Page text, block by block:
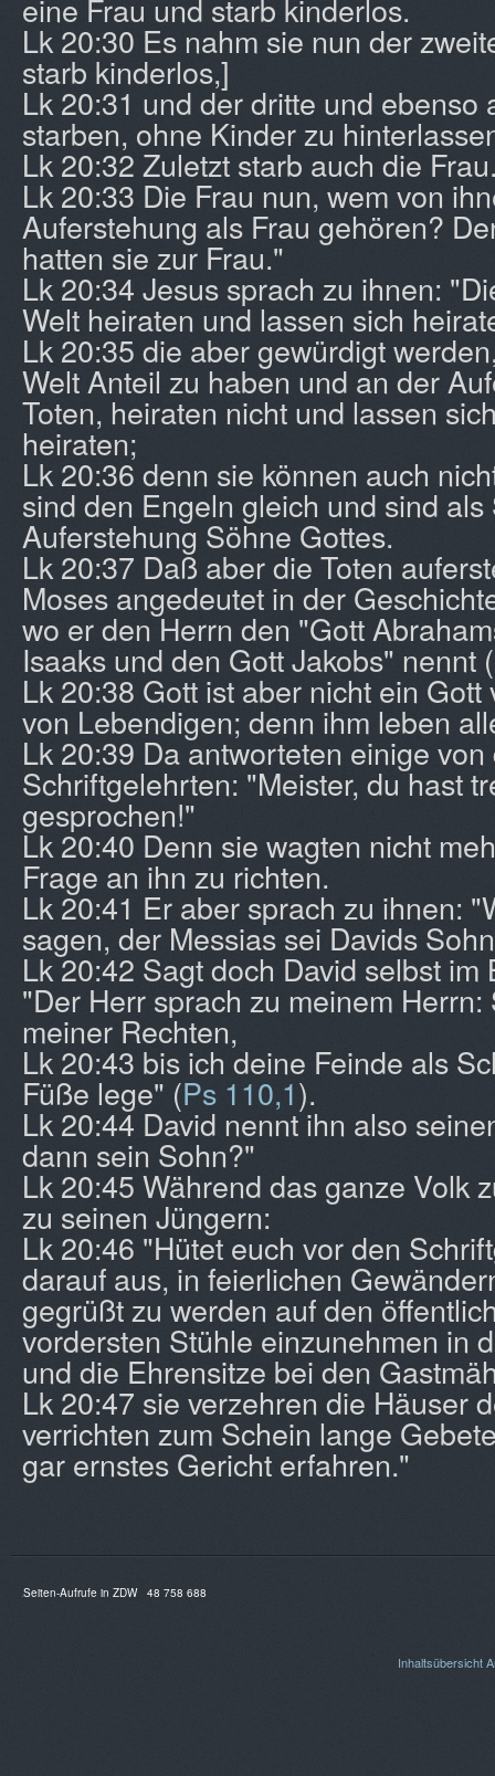
eine Frau und starb kinderlos.
Lk 20:30 Es nahm sie nun der
starb kinderlos,]
Lk 20:31 und der dritte und ebenso
starben, ohne Kinder zu
Lk 20:32 Zuletzt starb auch die
Lk 20:33 Die Frau nun, wem von
Auferstehung als Frau gehören?
hatten sie zur Frau."
Lk 20:34 Jesus sprach zu ihnen:
Welt heiraten und lassen sich
Lk 20:35 die aber gewürdigt
Welt Anteil zu haben und an der
Toten, heiraten nicht und lassen
heiraten;
Lk 20:36 denn sie können auch
sind den Engeln gleich und sind
Auferstehung Söhne Gottes.
Lk 20:37 Daß aber die Toten
Moses angedeutet in der
wo er den Herrn den "Gott
Isaaks und den Gott Jakobs" nennt (
Lk 20:38 Gott ist aber nicht ein
von Lebendigen; denn ihm leben
Lk 20:39 Da antworteten einige von
Schriftgelehrten: "Meister, du hast
gesprochen!"
Lk 20:40 Denn sie wagten nicht
Frage an ihn zu richten.
Lk 20:41 Er aber sprach zu ihnen:
sagen, der Messias sei Davids
Lk 20:42 Sagt doch David selbst
"Der Herr sprach zu meinem Herrn:
meiner Rechten,
Lk 20:43 bis ich deine Feinde als
Füße lege" (Ps 110,1).
Lk 20:44 David nennt ihn also
dann sein Sohn?"
Lk 20:45 Während das ganze Volk
zu seinen Jüngern:
Lk 20:46 "Hütet euch vor den
darauf aus, in feierlichen
gegrüßt zu werden auf den
vordersten Stühle einzunehmen in
und die Ehrensitze bei den
Lk 20:47 sie verzehren die Häuser
verrichten zum Schein lange
gar ernstes Gericht erfahren."
Seiten-Aufrufe in ZDW 48 758 688
Inhaltsübersicht